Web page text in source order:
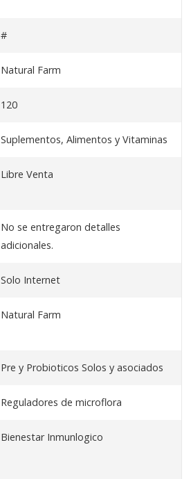
#
Natural Farm
120
Suplementos, Alimentos y Vitaminas
Libre Venta
No se entregaron detalles
adicionales.
Solo Internet
Natural Farm
Pre y Probioticos Solos y asociados
Reguladores de microflora
Bienestar Inmunlogico